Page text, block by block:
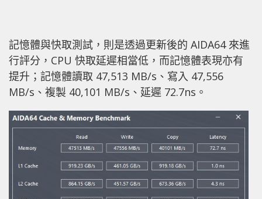
記憶體與快取測試，則是透過更新後的 AIDA64 來進
行評分，CPU 快取延遲相當低，而記憶體表現亦有
提升；記憶體讀取 47,513 MB/s、寫入 47,556
MB/s、複製 40,101 MB/s、延遲 72.7ns。